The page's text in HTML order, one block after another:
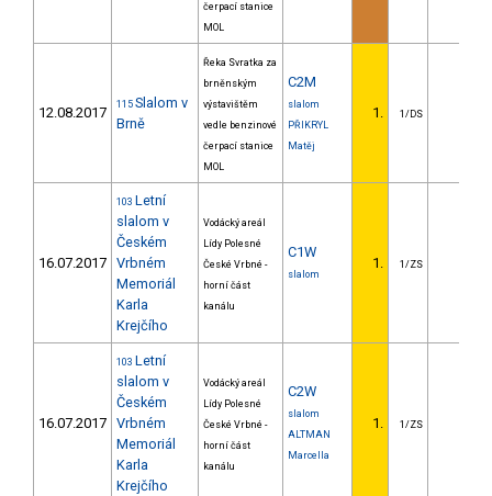
čerpací stanice
MOL
12.08.2017 115 Slalom v
Brně
Řeka Svratka za
brněnským
výstavištěm
vedle benzinové
čerpací stanice
MOL
C2M
slalom
PŘIKRYL
Matěj
1. 1/DS
16.07.2017
103 Letní
slalom v
Českém
Vrbném
Memoriál
Karla
Krejčího
Vodácký areál
Lídy Polesné
České Vrbné -
horní část
kanálu
C1W
slalom
1. 1/ZS
16.07.2017
103 Letní
slalom v
Českém
Vrbném
Memoriál
Karla
Krejčího
Vodácký areál
Lídy Polesné
České Vrbné -
horní část
kanálu
C2W
slalom
ALTMAN
Marcella
1. 1/ZS